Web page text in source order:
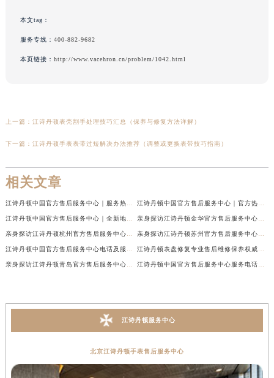
本文tag：
服务专线： 400-882-9682
本页链接： http://www.vacehron.cn/problem/1042.html
上一篇： 江诗丹顿表壳割手处理技巧汇总（保养与修复方法详解）
下一篇： 江诗丹顿手表表带过短解决办法推荐（调整或更换表带技巧指南）
相关文章
江诗丹顿服务中心
北京江诗丹顿手表售后服务中心